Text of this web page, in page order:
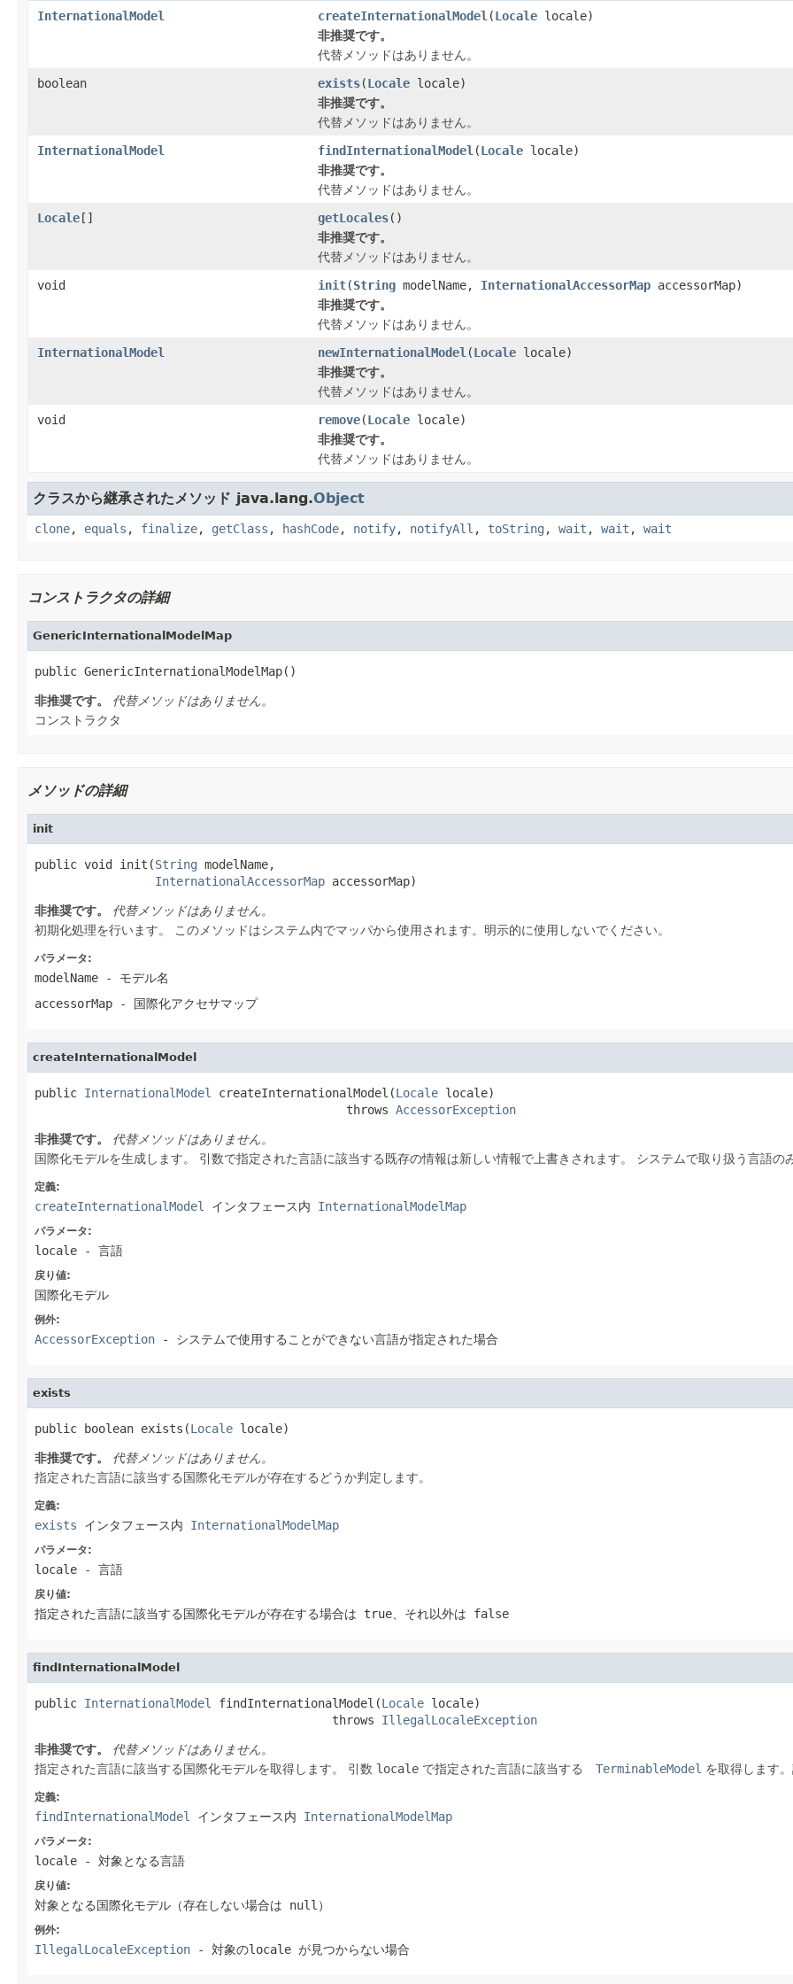
InternationalModel createInternationalModel (Locale locale)
非推奨です。
代替メソッドはありません。
boolean
exists(Locale locale)
非推奨です。
代替メソッドはありません。
InternationalModel
findInternationalModel (Locale locale)
非推奨です。
代替メソッドはありません。
Locale[] getLocales()
非推奨です。
代替メソッドはありません。
void
init(String modelName, InternationalAccessorMap accessorMap)
非推奨です。
代替メソッドはありません。
InternationalModel
newInternationalModel (Locale locale)
非推奨です。
代替メソッドはありません。
void
remove(Locale locale)
非推奨です。
代替メソッドはありません。
クラスから継承されたメソッド java.lang.Object
clone, equals , finalize, getClass , hashCode, notify, notifyAll , toString , wait , wait , wait
コンストラクタの詳細
GenericInternationalModelMap
public GenericInternationalModelMap()
非推奨です。
代替メソッドはありません。
コンストラクタ
メソッドの詳細
init
public void init(String modelName,
InternationalAccessorMap accessorMap)
非推奨です。
代替メソッドはありません。
初期化処理を行います。 このメソッドはシステム内でマッパから使用されます。明示的に使用しないでください。
パラメータ:
modelName - モデル名
accessorMap - 国際化アクセサマップ
createInternationalModel
public InternationalModel createInternationalModel(Locale locale)
                                            throws
AccessorException
非推奨です。
代替メソッドはありません。
国際化モデルを生成します。 引数で指定された言語に該当する既存の情報は新しい情報で上書きされます。 システムで取り扱う言語の
定義:
createInternationalModel インタフェース内 InternationalModelMap
パラメータ:
locale - 言語
戻り値:
国際化モデル
例外:
AccessorException - システムで使用することができない言語が指定された場合
exists
public boolean exists(Locale locale)
非推奨です。
代替メソッドはありません。
指定された言語に該当する国際化モデルが存在するどうか判定します。
定義:
exists インタフェース内 InternationalModelMap
パラメータ:
locale - 言語
戻り値:
指定された言語に該当する国際化モデルが存在する場合は true 、それ以外は false
findInternationalModel
public InternationalModel findInternationalModel(Locale locale)
                                          throws
IllegalLocaleException
非推奨です。
代替メソッドはありません。
指定された言語に該当する国際化モデルを取得します。 引数 locale で指定された言語に該当する TerminableModel を取得します
定義:
findInternationalModel インタフェース内 InternationalModelMap
パラメータ:
locale - 対象となる言語
戻り値:
対象となる国際化モデル（存在しない場合は null ）
例外:
IllegalLocaleException - 対象のlocale が見つからない場合